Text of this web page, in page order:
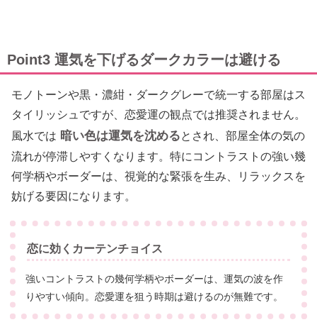
Point3 運気を下げるダークカラーは避ける
モノトーンや黒・濃紺・ダークグレーで統一する部屋はス
タイリッシュですが、恋愛運の観点では推奨されません。
風水では 暗い色は運気を沈めるとされ、部屋全体の気の
流れが停滞しやすくなります。特にコントラストの強い幾
何学柄やボーダーは、視覚的な緊張を生み、リラックスを
妨げる要因になります。
恋に効くカーテンチョイス
強いコントラストの幾何学柄やボーダーは、運気の波を作
りやすい傾向。恋愛運を狙う時期は避けるのが無難です。